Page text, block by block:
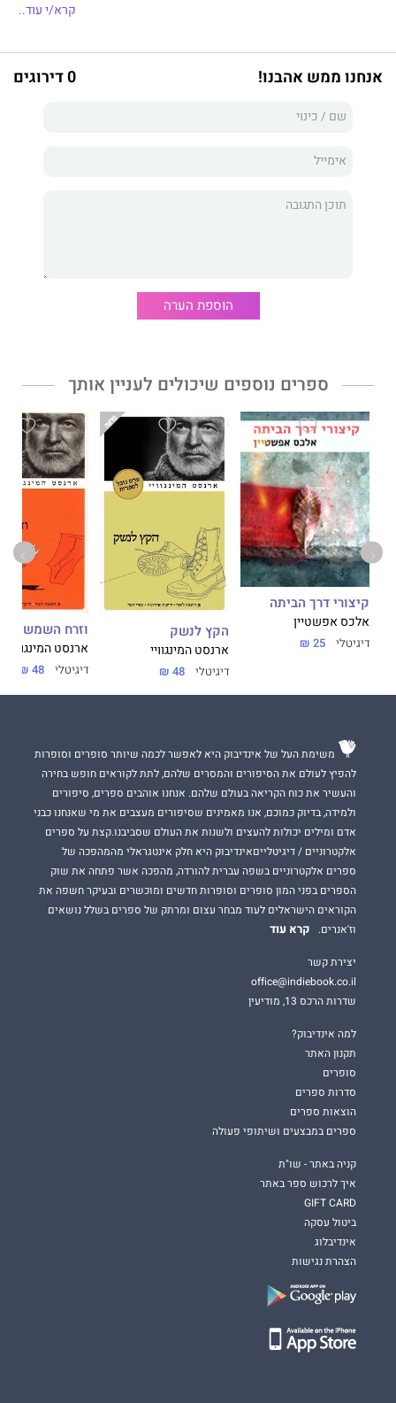
דמויות יחודיות ומורכבות לבין סצינות פעולה דרמטיות, ולרקום לתוכן
ארנסט מילר הֶמינגוויי (באנגלית: Ernest Miller Hemingway
; ‏21
הספרותי הייחודי, המאופיין בשפה תמציתית ובמשפטים דקלרטיביים
קרא/י עוד..
אנחנו ממש אהבנו! 0 דירוגים
הוספת הערה
ספרים נוספים שיכולים לעניין אותך
קיצורי דרך הביתה
אלכס אפשטיין
דיגיטלי 25 ₪
הקץ לנשק
ארנסט המינגוויי
דיגיטלי 48 ₪
וזרח השמש
ארנסט המינגוויי
דיגיטלי 48 ₪
משימת העל של אינדיבוק היא לאפשר לכמה שיותר סופרים וסופרות
להפיץ לעולם את הסיפורים והמסרים שלהם, לתת לקוראים חופש בחירה
והעשיר את כוח הקריאה בעולם שלהם. אנחנו אוהבים ספרים, סיפורים
ולמידה, בדיוק כמוכם, אנו מאמינים שסיפורים מעצבים את מי שאנחנו כבני
אדם ומילים יכולות להעצים ולשנות את העולם שסביבנו.קצת על ספרים
אלקטרוניים / דיגיטלייםאינדיבוק היא חלק אינטגראלי מהמהפכה של
ספרים אלקטרוניים בשפה עברית להורדה, מהפכה אשר פתחה את שוק
הספרים בפני המון סופרים וסופרות חדשים ומוכשרים ובעיקר חשפה את
הקוראים הישראלים לעוד מבחר עצום ומרתק של ספרים בשלל נושאים
וז'אנרים.
קרא עוד
יצירת קשר
office@indiebook.co.il
שדרות הרכס 13, מודיעין
למה אינדיבוק?
תקנון האתר
סופרים
סדרות ספרים
הוצאות ספרים
ספרים במבצעים ושיתופי פעולה
קניה באתר - שו"ת
איך לרכוש ספר באתר
GIFT CARD
ביטול עסקה
אינדיבלוג
הצהרת נגישות